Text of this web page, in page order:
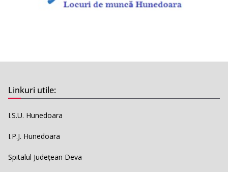
Linkuri utile:
I.S.U. Hunedoara
I.P.J. Hunedoara
Spitalul Județean Deva